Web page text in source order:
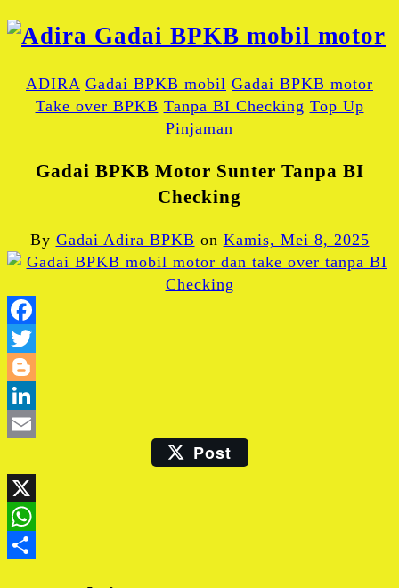
ADIRA Gadai BPKB mobil Gadai BPKB motor
Take over BPKB Tanpa BI Checking Top Up
Pinjaman
Gadai BPKB Motor Sunter Tanpa BI
Checking
By Gadai Adira BPKB on Kamis, Mei 8, 2025
Email Post